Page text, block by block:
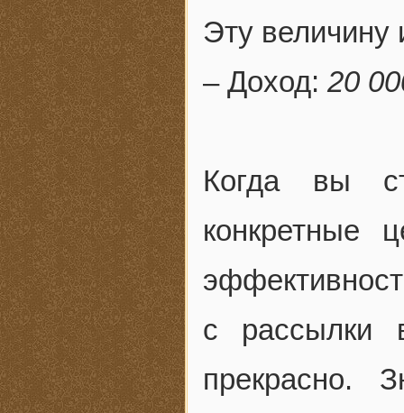
Эту величину
– Доход: 20
Когда вы
конкретные
с рассылки
прекрасно.